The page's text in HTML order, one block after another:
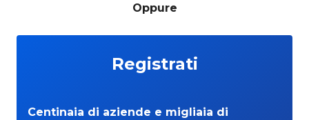
Oppure
Registrati
Centinaia di aziende e migliaia di